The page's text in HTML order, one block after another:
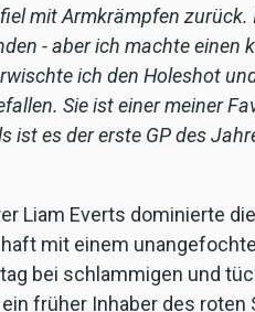
mit Armkrämpfen
- aber ich machte einen
ich den Holeshot
Sie ist einer meiner
ist es der erste GP des
Liam Everts dominierte
mit einem
bei schlammigen und
früher Inhaber des